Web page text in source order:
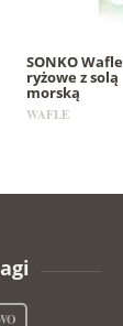
SONKOWafle
ryżowe z solą
morską
WAFLE